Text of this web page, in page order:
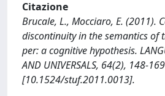
Citazione
Brucale, L., Mocciaro, E. (2011).
discontinuity in the semantics of
per: a cognitive hypothesis.
AND UNIVERSALS, 64(2), 148-169
[10.1524/stuf.2011.0013].